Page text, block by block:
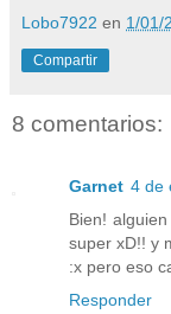
Lobo7922 en 1/01/
Compartir
8 comentarios:
Garnet 4 de
Bien!
super xD!! y
:x pero eso
Responder